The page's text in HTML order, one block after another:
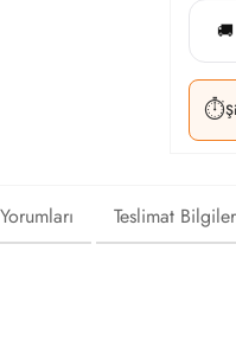
🚚
⏱️
Teslimat